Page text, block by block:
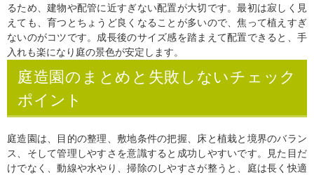
るため、建物や配管に近すぎない配置が大切です。最初は寂しく見
えても、育つとちょうど良くなることが多いので、焦って植えすぎ
ないのがコツです。成長後のサイズ感を踏まえて配置できると、手
入れも楽になり庭の景色が安定します。
庭造園のまとめと失敗しないチェック
ポイント
庭造園は、目的の整理、敷地条件の把握、床と植栽と境界のバラン
ス、そして管理しやすさを意識すると成功しやすいです。見た目だ
けでなく、動線や水やり、掃除のしやすさが整うと、庭は長く快適